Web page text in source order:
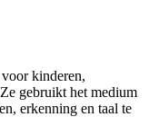
kinderen,
gebruikt het medium
erkenning en taal te